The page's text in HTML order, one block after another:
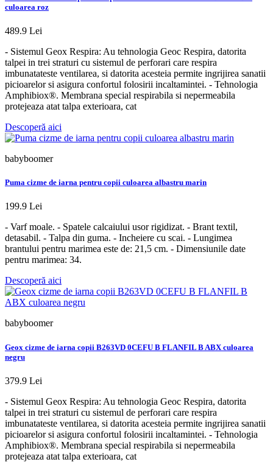
culoarea roz
489.9 Lei
- Sistemul Geox Respira: Au tehnologia Geoc Respira, datorita
talpei in trei straturi cu sistemul de perforari care respira
imbunatateste ventilarea, si datorita acesteia permite ingrijirea sanatii
picioarelor si asigura confortul folosirii incaltamintei. - Tehnologia
Amphibiox®. Membrana special respirabila si nepermeabila
protejeaza atat talpa exterioara, cat
Descoperă aici
babyboomer
Puma cizme de iarna pentru copii culoarea albastru marin
199.9 Lei
- Varf moale. - Spatele calcaiului usor rigidizat. - Brant textil,
detasabil. - Talpa din guma. - Incheiere cu scai. - Lungimea
brantului pentru marimea este de: 21,5 cm. - Dimensiunile date
pentru marimea: 34.
Descoperă aici
babyboomer
Geox cizme de iarna copii B263VD 0CEFU B FLANFIL B ABX culoarea
negru
379.9 Lei
- Sistemul Geox Respira: Au tehnologia Geoc Respira, datorita
talpei in trei straturi cu sistemul de perforari care respira
imbunatateste ventilarea, si datorita acesteia permite ingrijirea sanatii
picioarelor si asigura confortul folosirii incaltamintei. - Tehnologia
Amphibiox®. Membrana special respirabila si nepermeabila
protejeaza atat talpa exterioara, cat